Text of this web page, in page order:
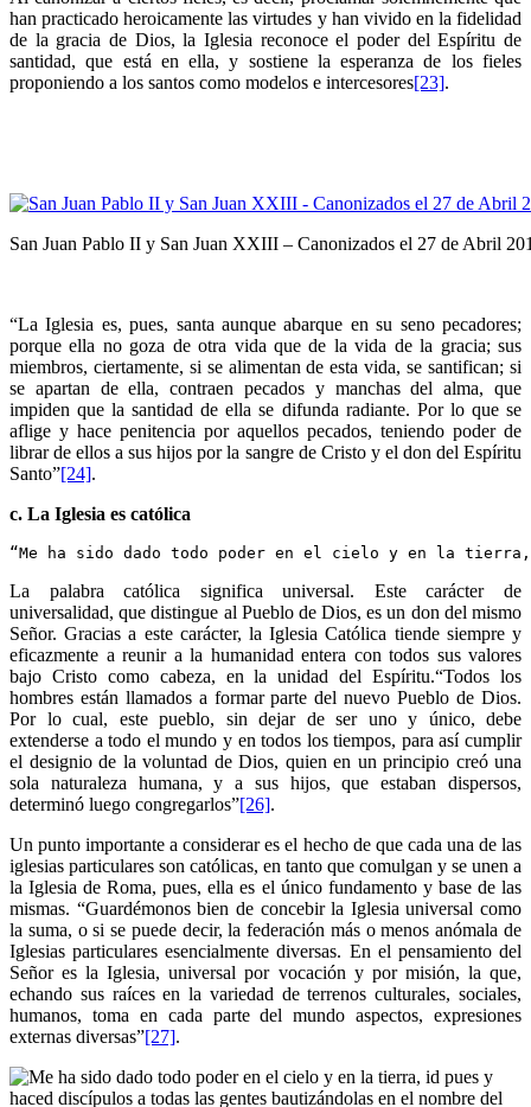
han practicado heroicamente las virtudes y han vivido en la fidelidad
de la gracia de Dios, la Iglesia reconoce el poder del Espíritu de
santidad, que está en ella, y sostiene la esperanza de los fieles
proponiendo a los santos como modelos e intercesores[23].
San Juan Pablo II y San Juan XXIII – Canonizados el 27 de Abril
“La Iglesia es, pues, santa aunque abarque en su seno pecadores;
porque ella no goza de otra vida que de la vida de la gracia; sus
miembros, ciertamente, si se alimentan de esta vida, se santifican; si
se apartan de ella, contraen pecados y manchas del alma, que
impiden que la santidad de ella se difunda radiante. Por lo que se
aflige y hace penitencia por aquellos pecados, teniendo poder de
librar de ellos a sus hijos por la sangre de Cristo y el don del Espíritu
Santo”[24].
c. La Iglesia es católica
“Me ha sido dado todo poder en el cielo y en la
La palabra católica significa universal. Este carácter de
universalidad, que distingue al Pueblo de Dios, es un don del mismo
Señor. Gracias a este carácter, la Iglesia Católica tiende siempre y
eficazmente a reunir a la humanidad entera con todos sus valores
bajo Cristo como cabeza, en la unidad del Espíritu.“Todos los
hombres están llamados a formar parte del nuevo Pueblo de Dios.
Por lo cual, este pueblo, sin dejar de ser uno y único, debe
extenderse a todo el mundo y en todos los tiempos, para así cumplir
el designio de la voluntad de Dios, quien en un principio creó una
sola naturaleza humana, y a sus hijos, que estaban dispersos,
determinó luego congregarlos”[26].
Un punto importante a considerar es el hecho de que cada una de las
iglesias particulares son católicas, en tanto que comulgan y se unen a
la Iglesia de Roma, pues, ella es el único fundamento y base de las
mismas. “Guardémonos bien de concebir la Iglesia universal como
la suma, o si se puede decir, la federación más o menos anómala de
Iglesias particulares esencialmente diversas. En el pensamiento del
Señor es la Iglesia, universal por vocación y por misión, la que,
echando sus raíces en la variedad de terrenos culturales, sociales,
humanos, toma en cada parte del mundo aspectos, expresiones
externas diversas”[27].